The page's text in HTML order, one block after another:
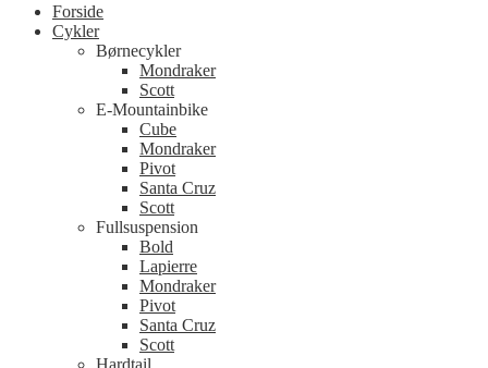
Forside
Cykler
Børnecykler
Mondraker
Scott
E-Mountainbike
Cube
Mondraker
Pivot
Santa Cruz
Scott
Fullsuspension
Bold
Lapierre
Mondraker
Pivot
Santa Cruz
Scott
Hardtail